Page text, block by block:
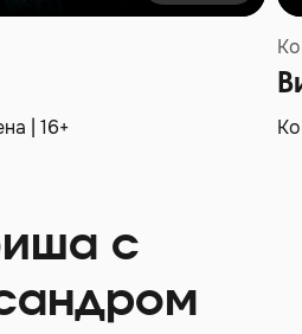
| 16+
с